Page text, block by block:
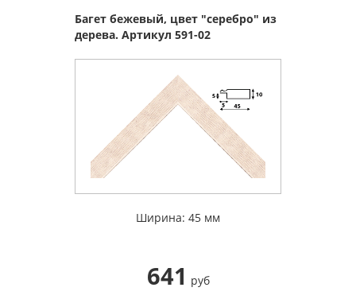
Багет бежевый, цвет "серебро" из
дерева. Артикул 591-02
Ширина: 45 мм
641 руб